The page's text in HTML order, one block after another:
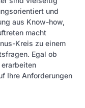
und
aus Know-how,
macht
Kreis zu einem
Egal ob
Ihre Anforderungen